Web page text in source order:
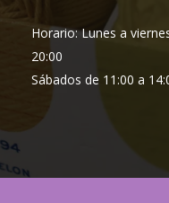
Horario: Lunes a
20:00
Sábados de 11:00 a